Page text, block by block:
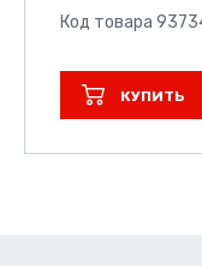
Код товара
КУПИТЬ